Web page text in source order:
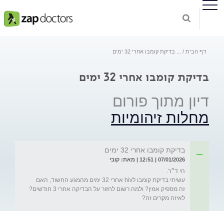
דף הבית בדיקת קומבו אחרי 32 ימים
בדיקת קומבו אחרי 32 ימים
דיון מתוך פורום
מחלות זיהומיות
בדיקת קומבו אחרי 32 ימים
07/01/2026 | 12:51 | מאת: קובי
עשיתי בדיקת קומבו לhiv אחרי 32 ימים מהמגע החשוד, האם
זה מספיק אמין? ולמה רשום לחזור על הבדיקה אחרי 3 חודשים?
לאיזה מקרים זה?